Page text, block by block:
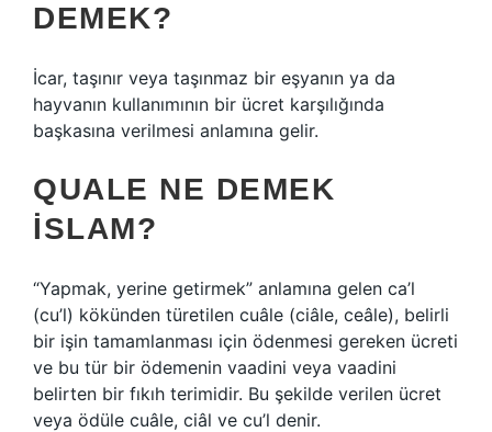
DEMEK?
İcar, taşınır veya taşınmaz bir eşyanın ya da
hayvanın kullanımının bir ücret karşılığında
başkasına verilmesi anlamına gelir.
QUALE NE DEMEK
ISLAM?
“Yapmak, yerine getirmek” anlamına gelen ca’l
(cu’l) kökünden türetilen cuâle (ciâle, ceâle), belirli
bir işin tamamlanması için ödenmesi gereken ücreti
ve bu tür bir ödemenin vaadini veya vaadini
belirten bir fıkıh terimidir. Bu şekilde verilen ücret
veya ödüle cuâle, ciâl ve cu’l denir.